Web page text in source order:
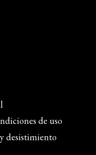
de uso
desistimiento